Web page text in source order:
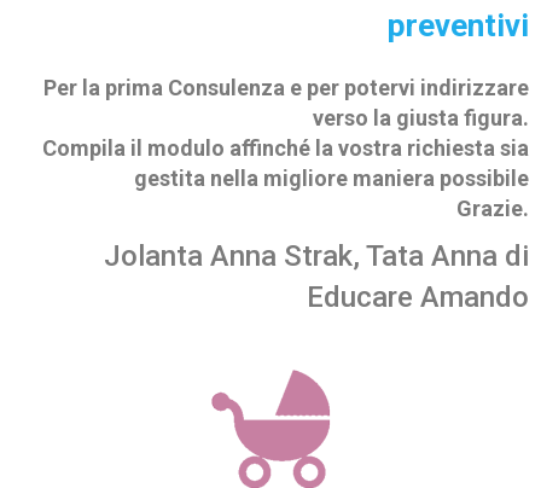
preventivi
Per la prima Consulenza e per potervi indirizzare
verso la giusta figura.
Compila il modulo affinché la vostra richiesta sia
gestita nella migliore maniera possibile
Grazie.
Jolanta Anna Strak, Tata Anna di
Educare Amando